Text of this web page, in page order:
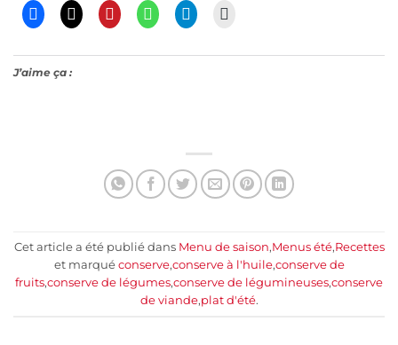
J’aime ça :
Cet article a été publié dans Menu de saison,Menus été,Recettes
et marqué conserve,conserve à l'huile,conserve de
fruits,conserve de légumes,conserve de légumineuses,conserve
de viande,plat d'été.